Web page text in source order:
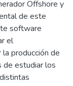
Offshore y
de este
software
el
producción de
de estudiar los